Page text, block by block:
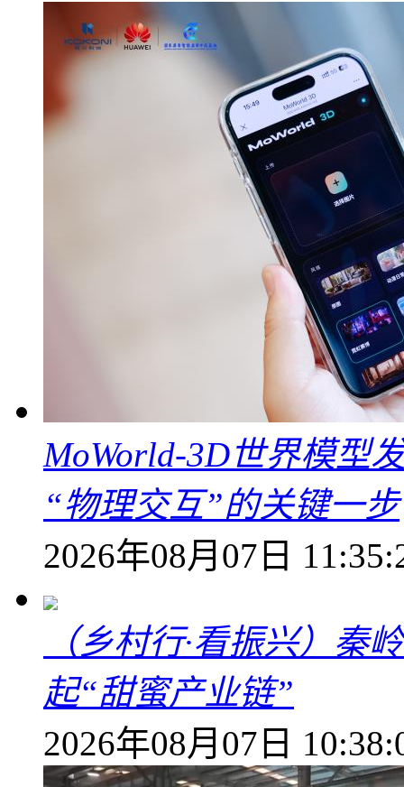
MoWorld-3D世界模型
“物理交互”的关键一步
2026年08月07日
（乡村行·看振兴）秦
起“甜蜜产业链”
2026年08月07日